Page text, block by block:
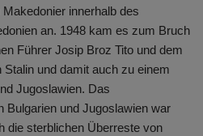
innerhalb des
an. 1948 kam es zum Bruch
Führer Josip Broz Tito und dem
und damit auch zu einem
Jugoslawien. Das
Bulgarien und Jugoslawien war
die sterblichen Überreste von